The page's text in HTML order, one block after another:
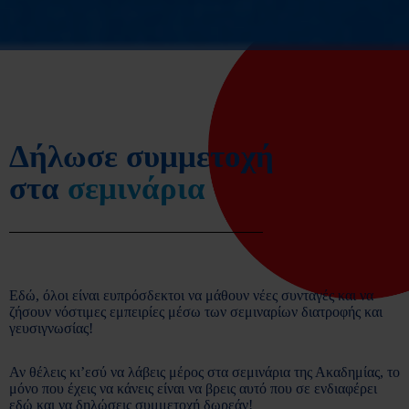
Δήλωσε συμμετοχή
στα σεμινάρια
Εδώ, όλοι είναι ευπρόσδεκτοι να μάθουν νέες συνταγές και να
ζήσουν νόστιμες εμπειρίες μέσω των σεμιναρίων διατροφής και
γευσιγνωσίας!
Αν θέλεις κι’εσύ να λάβεις μέρος στα σεμινάρια της Ακαδημίας, το
μόνο που έχεις να κάνεις είναι να βρεις αυτό που σε ενδιαφέρει
εδώ και να δηλώσεις συμμετοχή δωρεάν!